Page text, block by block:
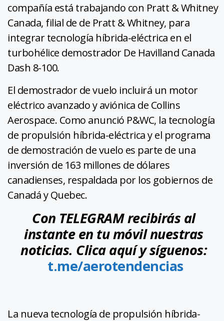
compañía está trabajando con Pratt & Whitney
Canada, filial de de Pratt & Whitney, para
integrar tecnología híbrida-eléctrica en el
turbohélice demostrador De Havilland Canada
Dash 8-100.
El demostrador de vuelo incluirá un motor
eléctrico avanzado y aviónica de Collins
Aerospace. Como anunció P&WC, la tecnología
de propulsión híbrida-eléctrica y el programa
de demostración de vuelo es parte de una
inversión de 163 millones de dólares
canadienses, respaldada por los gobiernos de
Canadá y Quebec.
Con TELEGRAM recibirás al
instante en tu móvil nuestras
noticias. Clica aquí y síguenos:
t.me/aerotendencias
La nueva tecnología de propulsión híbrida-